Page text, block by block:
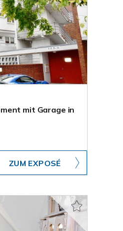
mit Garage in
ZUM EXPOSÉ